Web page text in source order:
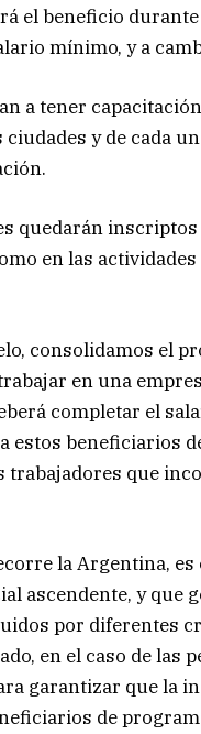
el beneficio
mínimo, y a
a tener
y de cada
quedarán
en las
consolidamos el
en una
completar el
estos beneficiarios
trabajadores que
la Argentina,
ascendente, y que
por diferentes
en el caso de las
garantizar que la
de